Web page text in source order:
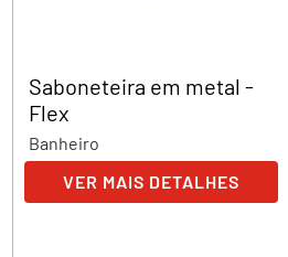
Saboneteira em metal -
Flex
Banheiro
VER MAIS DETALHES